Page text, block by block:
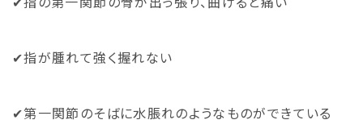
✔︎指が腫れて強く握れない
✔︎第一関節のそばに水脹れのようなものができている